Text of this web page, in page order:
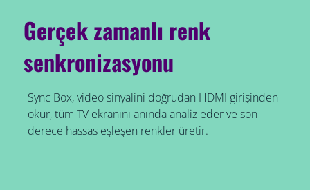
Gerçek zamanlı renk
senkronizasyonu
Sync Box, video sinyalini doğrudan HDMI girişinden
okur, tüm TV ekranını anında analiz eder ve son
derece hassas eşleşen renkler üretir.